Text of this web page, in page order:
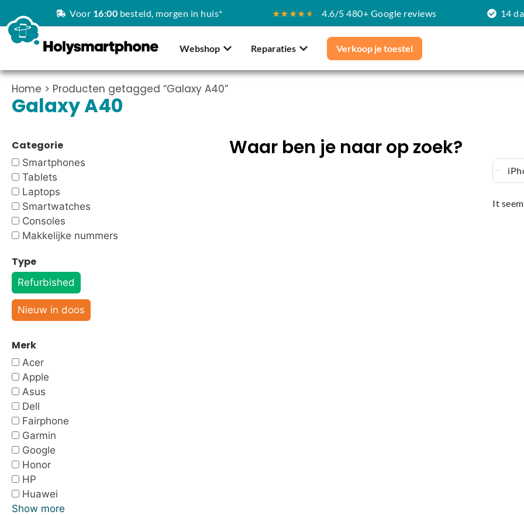
Voor 16:00 besteld, morgen in huis* ★★★★★ 4.6/5 480+ Google reviews 14
Webshop Reparaties Verkoop je toestel
Home > Producten getagged “Galaxy A40”
Galaxy A40
Categorie
Smartphones
Tablets
Laptops
Smartwatches
Consoles
Makkelijke nummers
Type
Refurbished
Nieuw in doos
Merk
Acer
Apple
Asus
Dell
Fairphone
Garmin
Google
Honor
HP
Huawei
Show more
Waar ben je naar op zoek?
It